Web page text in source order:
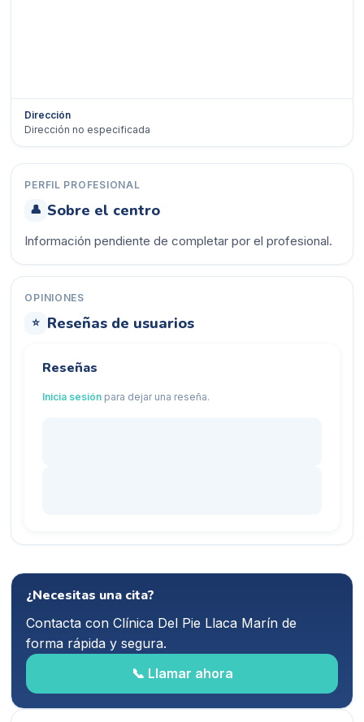
Dirección
Dirección no especificada
PERFIL PROFESIONAL
👤 Sobre el centro
Información pendiente de completar por el profesional.
OPINIONES
⭐ Reseñas de usuarios
Reseñas
Inicia sesión para dejar una reseña.
¿Necesitas una cita?
Contacta conClínica Del Pie Llaca Marín de
forma rápida y segura.
📞 Llamar ahora